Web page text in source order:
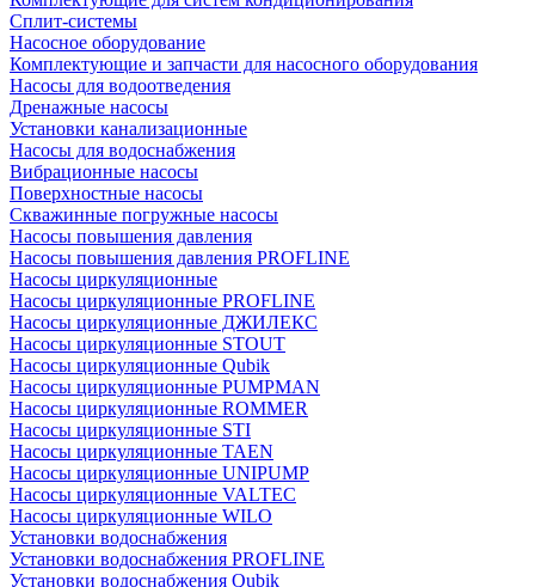
Сплит-системы
Насосное оборудование
Комплектующие и запчасти для насосного оборудования
Насосы для водоотведения
Дренажные насосы
Установки канализационные
Насосы для водоснабжения
Вибрационные насосы
Поверхностные насосы
Скважинные погружные насосы
Насосы повышения давления
Насосы повышения давления PROFLINE
Насосы циркуляционные
Насосы циркуляционные PROFLINE
Насосы циркуляционные ДЖИЛЕКС
Насосы циркуляционные STOUT
Насосы циркуляционные Qubik
Насосы циркуляционные PUMPMAN
Насосы циркуляционные ROMMER
Насосы циркуляционные STI
Насосы циркуляционные TAEN
Насосы циркуляционные UNIPUMP
Насосы циркуляционные VALTEC
Насосы циркуляционные WILO
Установки водоснабжения
Установки водоснабжения PROFLINE
Установки водоснабжения Qubik